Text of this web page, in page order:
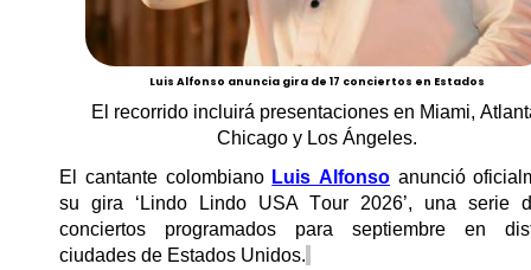
Luis Alfonso anuncia gira de 17 conciertos en Estados
El recorrido incluirá presentaciones en Miami,
Chicago y Los Ángeles.
El cantante colombiano Luis Alfonso anunció
su gira ‘ Lindo LindoUSA Tour 2026’, una serie
conciertos programados para septiembre en
ciudades de Estados Unidos.